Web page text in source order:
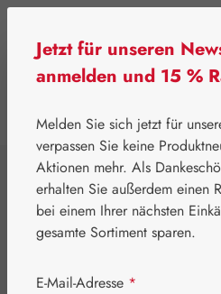
Leitner Lifecare
Jetzt für unseren
anmelden und 15 %
Melden Sie sich jetzt für
verpassen Sie keine
Aktionen mehr. Als
erhalten Sie außerdem einen
bei einem Ihrer nächsten
gesamte Sortiment sparen.
E-Mail-Adresse *